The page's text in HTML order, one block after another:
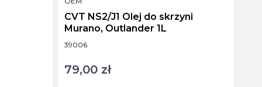
Kod produktu
39006
CVT NS2/J1 Olej do skrzyni
Murano, Outlander 1L
Cena
79,00 zł